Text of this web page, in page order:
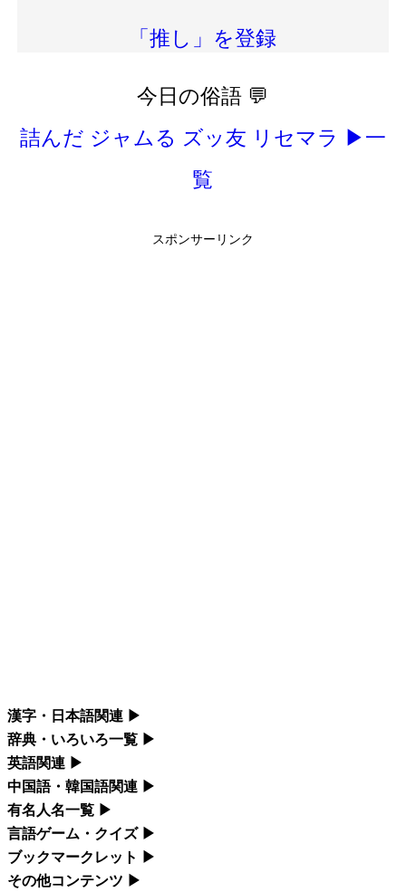
「推し」を登録
今日の俗語 💬
詰んだ ジャムる ズッ友 リセマラ ▶一
覧
スポンサーリンク
漢字・日本語関連 ▶
漢字の読み方検索、手書き入力、書き順練習など、日本語学習に役
人名漢字辞典 - 読み方検索
漢字の書き方・書き順 書き取り練習帳
辞典・いろいろ一覧 ▶
部首・画数別の漢字一覧、熟語辞典、地名・駅名検索など、各種リ
ファレンスツールです。
英語関連 ▶
カタカナ語・略語の意味検索、発音記号、リスニング練習など英語
カタカナ語の意味・発音・類語辞典
中国語・韓国語関連 ▶
中国語のピンイン変換、韓国語の手書き入力など、アジア言語学習
手書き中国語入力 変換ツール
有名人名一覧 ▶
海外セレブやスポーツ選手の名前の読み方・発音を確認できます。
海外有名人の苗字・名前一覧と発音 🔊
言語ゲーム・クイズ ▶
四字熟語パズルや漢字クイズなど、楽しみながら学べるゲームで
ブックマークレット ▶
ブラウザに登録して、どのサイトからでも漢字や英語を検索できる
その他コンテンツ ▶